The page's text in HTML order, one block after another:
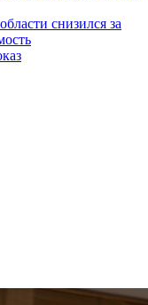
снизился за